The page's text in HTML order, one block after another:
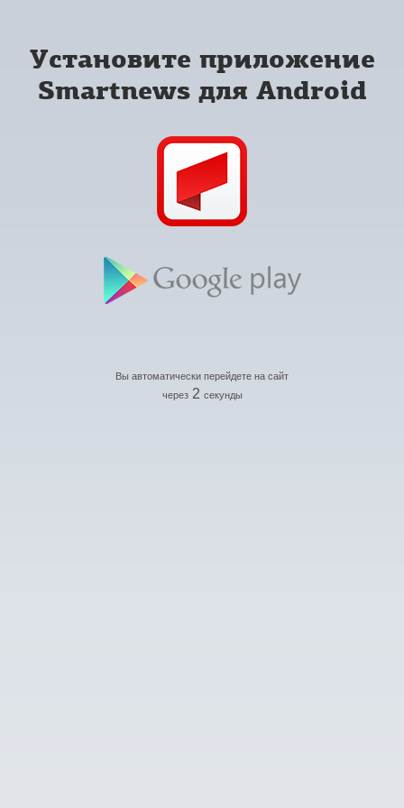
Установите приложение
Smartnews для Android
Вы автоматически перейдете на сайт
через 2 секунды